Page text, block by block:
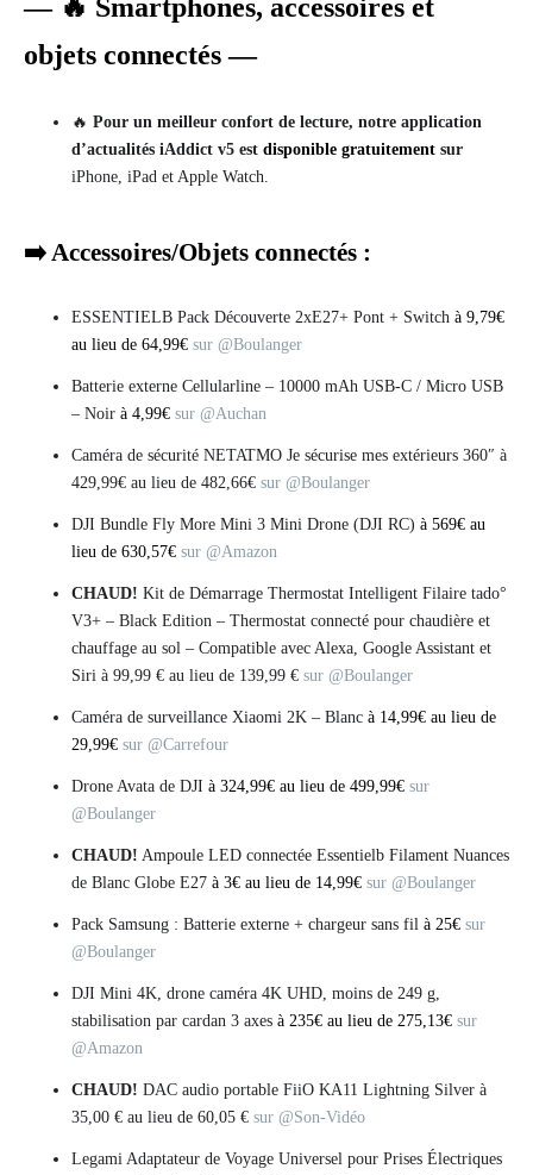
— 🔥 Smartphones, accessoires et
objets connectés —
🔥 Pour un meilleur confort de lecture, notre application
d’actualités iAddict v5 est disponible gratuitement sur
iPhone, iPad et Apple Watch.
➡️ Accessoires/Objets connectés :
ESSENTIELB Pack Découverte 2xE27+ Pont + Switch à 9,79€
au lieu de 64,99€ sur @Boulanger
Batterie externe Cellularline – 10000 mAh USB-C / Micro USB
– Noir à 4,99€ sur @Auchan
Caméra de sécurité NETATMO Je sécurise mes extérieurs 360″ à
429,99€ au lieu de 482,66€ sur @Boulanger
DJI Bundle Fly More Mini 3 Mini Drone (DJI RC) à 569€ au
lieu de 630,57€ sur @Amazon
CHAUD! Kit de Démarrage Thermostat Intelligent Filaire tado°
V3+ – Black Edition – Thermostat connecté pour chaudière et
chauffage au sol – Compatible avec Alexa, Google Assistant et
Siri à 99,99 € au lieu de 139,99 € sur @Boulanger
Caméra de surveillance Xiaomi 2K – Blanc à 14,99€ au lieu de
29,99€ sur @Carrefour
Drone Avata de DJI à 324,99€ au lieu de 499,99€ sur
@Boulanger
CHAUD! Ampoule LED connectée Essentielb Filament Nuances
de Blanc Globe E27 à 3€ au lieu de 14,99€ sur @Boulanger
Pack Samsung : Batterie externe + chargeur sans fil à 25€ sur
@Boulanger
DJI Mini 4K, drone caméra 4K UHD, moins de 249 g,
stabilisation par cardan 3 axes à 235€ au lieu de 275,13€ sur
@Amazon
CHAUD! DAC audio portable FiiO KA11 Lightning Silver à
35,00 € au lieu de 60,05 € sur @Son-Vidéo
Legami Adaptateur de Voyage Universel pour Prises Électriques